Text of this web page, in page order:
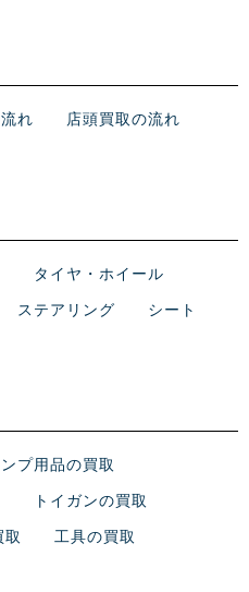
れ 店頭買取の流れ
タイヤ・ホイール
ステアリング シート
プ用品の買取
トイガンの買取
取 工具の買取